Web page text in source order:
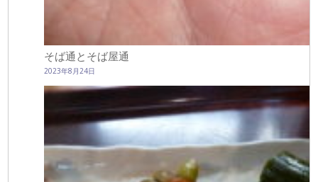
そば通とそば屋通
2023年8月24日